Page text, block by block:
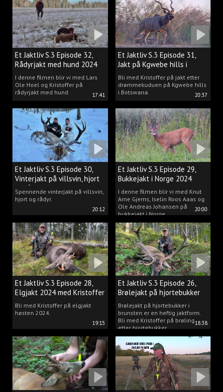
17:41
Et Jaktliv S.3 Episode 32,
Rådyrjakt med hund 2024
I denne filmen blir vi med Lars
Ole Hoel og Kristoffer på
rådyrjakt med hund.
20:37
Et Jaktliv S.3 Episode 31,
Jakt på Kgwebe hills i
Botswana
Bli med Kristoffer på jakt etter
drømmekuduen på Kgwebe hills
i Botswana.
20:12
Et Jaktliv S.3 Episode 30,
Vinterjakt på villsvin, hjort
og rådyr.
Spennende vinterjakt på villsvin,
hjort og rådyr.
20:00
Et Jaktliv S.3 Episode 29,
Bukkejakt i Norge 2024
I denne filmen blir vi med Knut
Arne Gjems, Iselin Roos Aaas og
Ole Andreas Johansen på
bukkejakt i Norge.
19:15
Et Jaktliv S.3 Episode 28,
Elgjakt 2024 med Kristoffer
Clausen
Bli med Kristoffer på elgjakt
høsten 2024.
18:38
Et Jaktliv S.3 Episode 26,
Brølejakt på hjortebukker
med Kristoffer Clausen
Brølejakt på hjortebukker i
brunsten er en heftig jaktform.
Bli med Kristoffer på brøling
etter hjortebukker.